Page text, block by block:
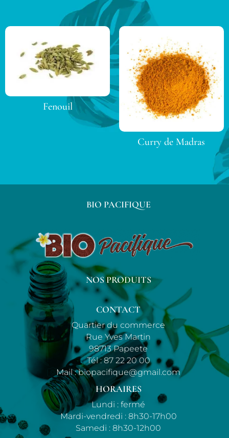
Fenouil
Curry de Madras
BIO PACIFIQUE
NOS PRODUITS
CONTACT
Quartier du commerce
Rue Yves Martin
98713 Papeete
Tél :87 22 20 00
Mail :biopacifique@gmail.com
HORAIRES
Lundi : fermé
Mardi-vendredi : 8h30-17h00
Samedi : 8h30-12h00